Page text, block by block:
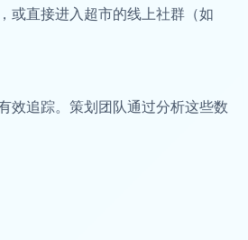
或直接进入超市的线上社群（如
效追踪。策划团队通过分析这些数